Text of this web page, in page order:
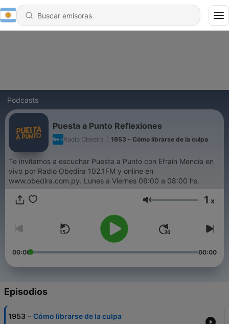
Podcasts
Puesta a Punto Reflexiones
Radio Obedira 1953 - Cómo librarse de la culpa
Te invitamos a escuchar Puesta a Punto con Efraín Mencia en
vivo por Radio Obedira 102.1FM y online en
www.obedira.com.py. Lunes a Viernes 06:00 a 08:00 hs.
Volumen 1 x
00:00 00:00
Episodios
1953 - Cómo librarse de la culpa